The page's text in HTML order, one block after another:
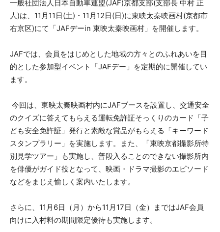
一般社団法人日本自動車連盟(JAF)京都支部(支部長 中村 正
人)は、11月11日(土)・11月12日(日)に東映太秦映画村(京都市
右京区)にて「JAFデーin 東映太秦映画村」を開催します。
JAFでは、会員をはじめとした地域の方々とのふれあいを目
的とした参加型イベント「JAFデー」を定期的に開催してい
ます。
今回は、東映太秦映画村内にJAFブースを設置し、交通安全
のクイズに答えてもらえる運転免許証そっくりのカード「子
ども安全免許証」発行と素敵な賞品がもらえる「キーワード
スタンプラリー」を実施します。また、「東映京都撮影所特
別見学ツアー」も実施し、普段入ることのできない撮影所内
を俳優がガイド役となって、映画・ドラマ撮影のエピソード
などをまじえ愉しく案内いたします。
さらに、11月6日（月）から11月17日（金）まではJAF会員
向けに入村料の期間限定優待も実施します。